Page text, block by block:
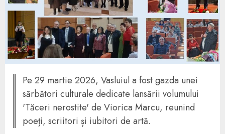
Pe 29 martie 2026, Vasluiul a fost gazda unei
sărbători culturale dedicate lansării volumului
'Tăceri nerostite' de Viorica Marcu, reunind
poeți, scriitori și iubitori de artă.